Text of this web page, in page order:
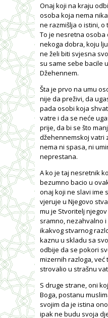
Onaj koji na kraju
osoba koja nema
ne razmišlja o istini, o
To je nesretna osoba
nekoga dobra, koju
ne želi biti svjesna
su same sebe bacile
Džehennem.
Šta je prvo na umu
nije da preživi, da
pada osobi koja
vatre i da se neće
prije, da bi se što
džehennemskoj vatri
nema ni spasa, ni
neprestana.
A ko je taj nesretnik
bezumno bacio u
onaj koji ne slavi ime
vjeruje u Njegovo
mu je Stvoritelj
sramno, nezahvalno
ikakvog stvarnog
kaznu u skladu sa
odbije da se pokori
mizernih razloga, već
strovalio u strašnu
S druge strane, oni
Boga, postanu
svojim da je istina
ipak ne budu svoja